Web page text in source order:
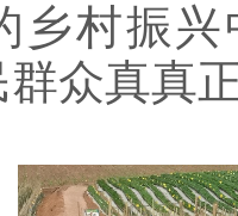
乡村振
群众真真